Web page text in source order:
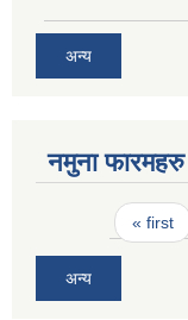
अन्य
नमुना फारमहरु
Pages« first
अन्य